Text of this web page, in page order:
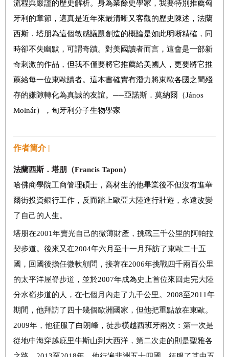
流程與嚴謹的歷史解析。身為業餘史學家，我要特別推薦匈
牙利的章節，這真是近年來最清晰又客觀的歷史陳述，法蘭
西斯．塔朋為這個敏感議題創造的概論是如此明晰精確，同
時卻不失幽默，可謂奇蹟。對美國讀者而言，這會是一部新
奇刺激的作品，但我不僅要將它推薦給美國人，更要將它推
薦給每一位東歐讀者。這本書確實有潛力將東歐各國之間殘
存的嫌隙轉化為真誠的友誼。 ──亞諾斯．莫納爾（János
Molnár），匈牙利分子生物學家
作者簡介 |
法蘭西斯．塔朋（Francis Tapon）
哈佛商學院工商管理碩士，高材生的他畢業後不但沒有進華
爾街投資銀行工作，反而踏上歐亞大陸進行壯遊，永遠改變
了自己的人生。
塔朋在2001年賣光自己的微薄財產，挑戰三千公里的阿帕拉
契步道。後來又在2004年六月至十一月拜訪了東歐二十五
國，回國後擔任微軟顧問，接著在2006年挑戰四千兩百公里
的太平洋屋脊步道，並於2007年成為史上首位來回走完大陸
分水嶺步道的人，在七個月內走了九千公里。 2008至2011年
期間，他拜訪了四十幾個歐洲國家，但他把重點放在東歐。
2009年，他征服了白朗峰，徒步橫越西班牙兩次：第一次是
從地中海穿越庇里牛斯山到大西洋，第二次走的則是聖雅各